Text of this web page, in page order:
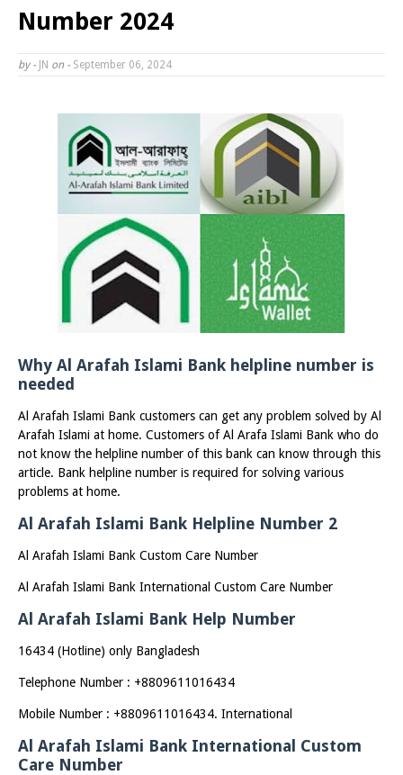
Number 2024
by - JN on - September 06, 2024
Why Al Arafah Islami Bank helpline number is
needed
Al Arafah Islami Bank customers can get any problem solved by Al
Arafah Islami at home. Customers of Al Arafa Islami Bank who do
not know the helpline number of this bank can know through this
article. Bank helpline number is required for solving various
problems at home.
Al Arafah Islami Bank Helpline Number 2
Al Arafah Islami Bank Custom Care Number
Al Arafah Islami Bank International Custom Care Number
Al Arafah Islami Bank Help Number
16434 (Hotline) only Bangladesh
Telephone Number : +8809611016434
Mobile Number : +8809611016434. International
Al Arafah Islami Bank International Custom
Care Number